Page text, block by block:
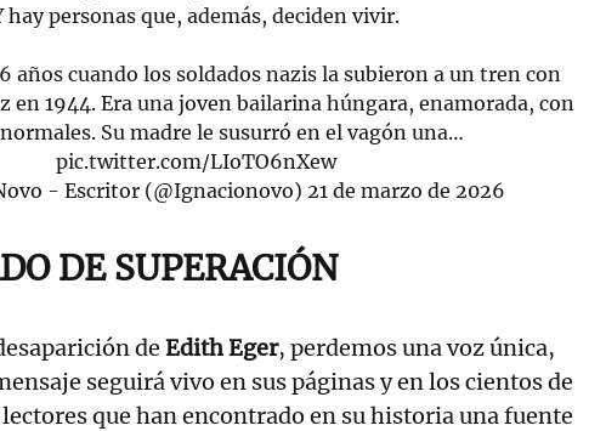
hay personas que, además, deciden vivir.
años cuando los soldados nazis la subieron a un tren con
en 1944. Era una joven bailarina húngara, enamorada, con
Su madre le susurró en el vagón una…
pic.twitter.com/LIoTO6nXew
- Escritor (@Ignacionovo) 21 de marzo de 2026
DE SUPERACIÓN
de Edith Eger, perdemos una voz única,
seguirá vivo en sus páginas y en los cientos de
que han encontrado en su historia una fuente